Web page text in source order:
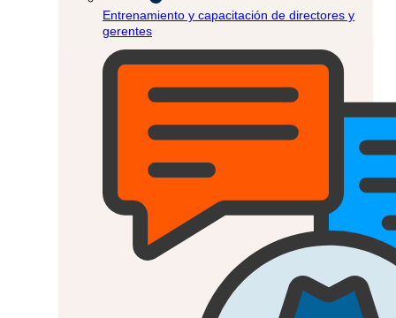
Entrenamiento y capacitación de directores y
gerentes